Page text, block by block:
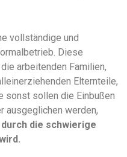
vollständige und
Diese
arbeitenden Familien,
Elternteile,
sonst sollen die Einbußen
ausgeglichen werden,
die schwierige